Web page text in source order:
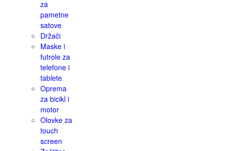
za
pametne
satove
Držači
Maske i
futrole za
telefone i
tablete
Oprema
za bicikl i
motor
Olovke za
touch
screen